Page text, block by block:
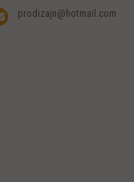
prodizajn@hotmail.com